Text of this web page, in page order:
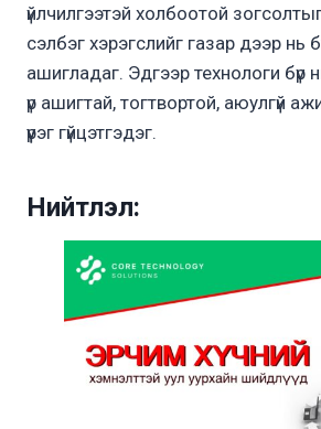
үйлчилгээтэй холбоотой
сэлбэг хэрэгслийг газар дээр нь
ашигладаг. Эдгээр технологи бүр
үр ашигтай, тогтвортой, аюулгүй
үүрэг гүйцэтгэдэг.
Нийтлэл: